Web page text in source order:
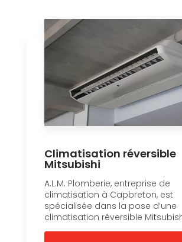
Climatisation réversible
Mitsubishi
A.L.M. Plomberie, entreprise de
climatisation à Capbreton, est
spécialisée dans la pose d’une
climatisation réversible